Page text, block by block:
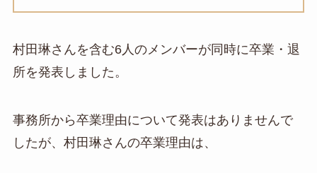
村田琳さんを含む6人のメンバーが同時に卒業・退
所を発表しました。
事務所から卒業理由について発表はありませんで
したが、村田琳さんの卒業理由は、